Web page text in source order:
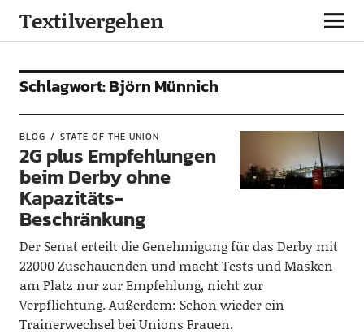
Textilvergehen
Schlagwort:Björn Münnich
BLOG STATE OF THE UNION
2G plus Empfehlungen
beim Derby ohne
Kapazitäts-
Beschränkung
Der Senat erteilt die Genehmigung für das Derby mit
22000 Zuschauenden und macht Tests und Masken
am Platz nur zur Empfehlung, nicht zur
Verpflichtung. Außerdem: Schon wieder ein
Trainerwechsel bei Unions Frauen.